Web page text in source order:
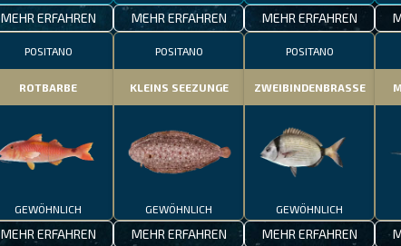
MEHR ERFAHREN MEHR ERFAHREN MEHR ERFAHREN
POSITANO
ROTBARBE
GEWÖHNLICH
MEHR ERFAHREN
POSITANO
KLEINS SEEZUNGE
GEWÖHNLICH
MEHR ERFAHREN
POSITANO
ZWEIBINDENBRASSE
GEWÖHNLICH
MEHR ERFAHREN